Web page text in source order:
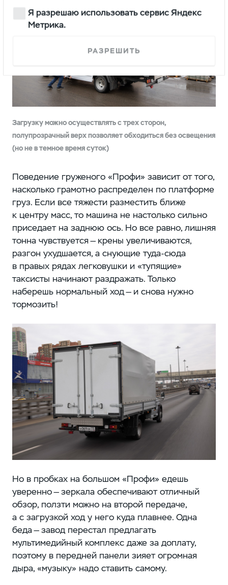
Загрузку можно осуществлять с трех сторон,
полупрозрачный верх позволяет обходиться без освещения
(но не в темное время суток)
Поведение груженого «Профи» зависит от того,
насколько грамотно распределен по платформе
груз. Если все тяжести разместить ближе
к центру масс, то машина не настолько сильно
приседает на заднюю ось. Но все равно, лишняя
тонна чувствуется — крены увеличиваются,
разгон ухудшается, а снующие туда-сюда
в правых рядах легковушки и «тупящие»
таксисты начинают раздражать. Только
наберешь нормальный ход — и снова нужно
тормозить!
Но в пробках на большом «Профи» едешь
уверенно — зеркала обеспечивают отличный
обзор, ползти можно на второй передаче,
а с загрузкой ход у него куда плавнее. Одна
беда — завод перестал предлагать
мультимедийный комплекс даже за доплату,
поэтому в передней панели зияет огромная
дыра, «музыку» надо ставить самому.
Я разрешаю использовать сервис Яндекс
Метрика.
РАЗРЕШИТЬ